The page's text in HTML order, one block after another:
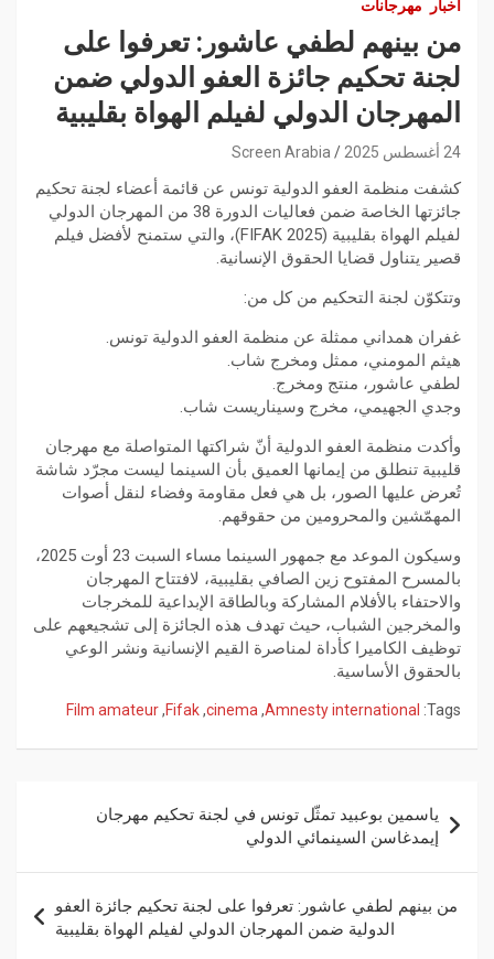
أخبار مهرجانات
من بينهم لطفي عاشور: تعرفوا على
لجنة تحكيم جائزة العفو الدولي ضمن
المهرجان الدولي لفيلم الهواة بقليبية
24 أغسطس 2025 Screen Arabia
كشفت منظمة العفو الدولية تونس عن قائمة أعضاء لجنة تحكيم
جائزتها الخاصة ضمن فعاليات الدورة 38 من المهرجان الدولي
لفيلم الهواة بقليبية (FIFAK 2025)، والتي ستمنح لأفضل فيلم
قصير يتناول قضايا الحقوق الإنسانية.
وتتكوّن لجنة التحكيم من كل من:
غفران همداني ممثلة عن منظمة العفو الدولية تونس.
هيثم المومني، ممثل ومخرج شاب.
لطفي عاشور، منتج ومخرج.
وجدي الجهيمي، مخرج وسيناريست شاب.
وأكدت منظمة العفو الدولية أنّ شراكتها المتواصلة مع مهرجان
قليبية تنطلق من إيمانها العميق بأن السينما ليست مجرّد شاشة
تُعرض عليها الصور، بل هي فعل مقاومة وفضاء لنقل أصوات
المهمّشين والمحرومين من حقوقهم.
وسيكون الموعد مع جمهور السينما مساء السبت 23 أوت 2025،
بالمسرح المفتوح زين الصافي بقليبية، لافتتاح المهرجان
والاحتفاء بالأفلام المشاركة وبالطاقة الإبداعية للمخرجات
والمخرجين الشباب، حيث تهدف هذه الجائزة إلى تشجيعهم على
توظيف الكاميرا كأداة لمناصرة القيم الإنسانية ونشر الوعي
بالحقوق الأساسية.
Tags:
Amnesty international
,
cinema
,
Fifak
,
Film amateur
ياسمين بوعبيد تمثّل تونس في لجنة تحكيم مهرجان
إيمدغاسن السينمائي الدولي
من بينهم لطفي عاشور: تعرفوا على لجنة تحكيم جائزة العفو
الدولية ضمن المهرجان الدولي لفيلم الهواة بقليبية